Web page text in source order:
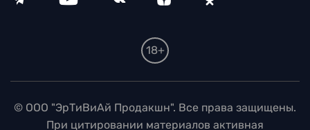
18+
© ООО "ЭрТиВиАй Продакшн". Все права защищены.
При цитировании материалов активная